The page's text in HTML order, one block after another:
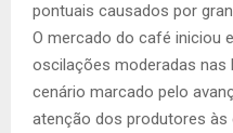
pontuais causados por
O mercado do café iniciou
oscilações moderadas nas
cenário marcado pelo
atenção dos produtores